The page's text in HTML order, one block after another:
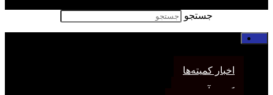
جستجو
اخبار کمیته‌ها
کمیته آموزش